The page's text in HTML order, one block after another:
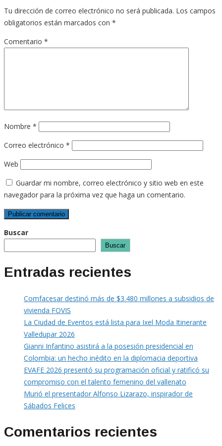
Tu dirección de correo electrónico no será publicada. Los campos
obligatorios están marcados con *
Comentario *
Nombre *
Correo electrónico *
Web
Guardar mi nombre, correo electrónico y sitio web en este
navegador para la próxima vez que haga un comentario.
Buscar
Buscar
Entradas recientes
Comfacesar destinó más de $3.480 millones a subsidios de
vivienda FOVIS
La Ciudad de Eventos está lista para Ixel Moda Itinerante
Valledupar 2026
Gianni Infantino asistirá a la posesión presidencial en
Colombia: un hecho inédito en la diplomacia deportiva
EVAFE 2026 presentó su programación oficial y ratificó su
compromiso con el talento femenino del vallenato
Murió el presentador Alfonso Lizarazo, inspirador de
Sábados Felices
Comentarios recientes